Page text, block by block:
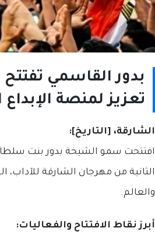
بدور القاسمي تفتتح
تعزيز لمنصة الإبداع
الشارقة، [التاريخ]:
افتتحت سمو الشيخة بدور بنت
الثانية من مهرجان الشارقة للآداب،
والعالم.
أبرز نقاط الافتتاح والفعاليات: